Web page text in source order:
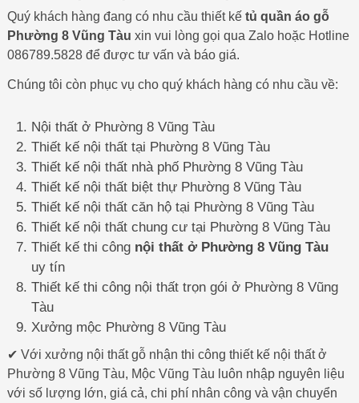
Quý khách hàng đang có nhu cầu thiết kế tủ quần áo gỗ
Phường 8 Vũng Tàu xin vui lòng gọi qua Zalo hoặc Hotline
086789.5828 để được tư vấn và báo giá.
Chúng tôi còn phục vụ cho quý khách hàng có nhu cầu về:
Nội thất ở Phường 8 Vũng Tàu
Thiết kế nội thất tại Phường 8 Vũng Tàu
Thiết kế nội thất nhà phố Phường 8 Vũng Tàu
Thiết kế nội thất biệt thự Phường 8 Vũng Tàu
Thiết kế nội thất căn hộ tại Phường 8 Vũng Tàu
Thiết kế nội thất chung cư tại Phường 8 Vũng Tàu
Thiết kế thi công nội thất ở Phường 8 Vũng Tàu
uy tín
Thiết kế thi công nội thất trọn gói ở Phường 8 Vũng
Tàu
Xưởng mộc Phường 8 Vũng Tàu
✔ Với xưởng nội thất gỗ nhận thi công thiết kế nội thất ở
Phường 8 Vũng Tàu, Mộc Vũng Tàu luôn nhập nguyên liệu
với số lượng lớn, giá cả, chi phí nhân công và vận chuyển